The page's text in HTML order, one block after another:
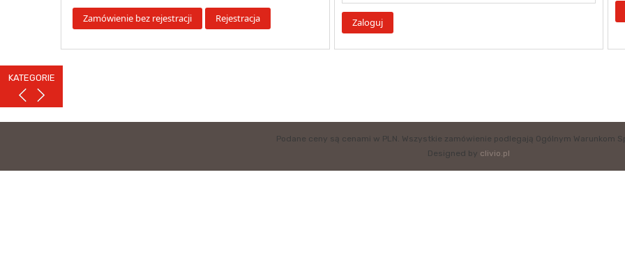
KATEGORIE
Podane ceny są cenami w PLN. Wszystkie zamówienie podlegają Ogólnym Warunkom
Designed by clivio.pl